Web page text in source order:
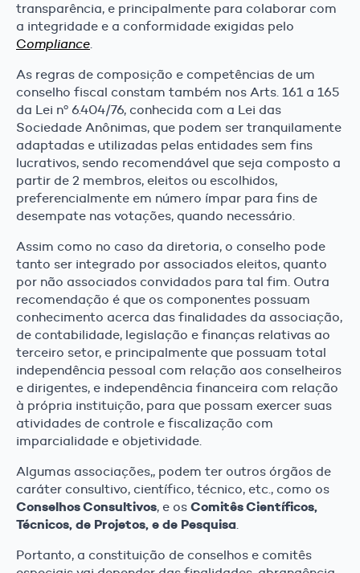
transparência, e principalmente para colaborar com
a integridade e a conformidade exigidas pelo
Compliance.
As regras de composição e competências de um
conselho fiscal constam também nos Arts. 161 a 165
da Lei nº 6.404/76, conhecida com a Lei das
Sociedade Anônimas, que podem ser tranquilamente
adaptadas e utilizadas pelas entidades sem fins
lucrativos, sendo recomendável que seja composto a
partir de 2 membros, eleitos ou escolhidos,
preferencialmente em número ímpar para fins de
desempate nas votações, quando necessário.
Assim como no caso da diretoria, o conselho pode
tanto ser integrado por associados eleitos, quanto
por não associados convidados para tal fim. Outra
recomendação é que os componentes possuam
conhecimento acerca das finalidades da associação,
de contabilidade, legislação e finanças relativas ao
terceiro setor, e principalmente que possuam total
independência pessoal com relação aos conselheiros
e dirigentes, e independência financeira com relação
à própria instituição, para que possam exercer suas
atividades de controle e fiscalização com
imparcialidade e objetividade.
Algumas associações,, podem ter outros órgãos de
caráter consultivo, científico, técnico, etc., como os
Conselhos Consultivos, e os Comitês Científicos,
Técnicos, de Projetos, e de Pesquisa.
Portanto, a constituição de conselhos e comitês